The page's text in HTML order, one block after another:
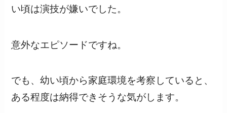
い頃は演技が嫌いでした。
意外なエピソードですね。
でも、幼い頃から家庭環境を考察していると、
ある程度は納得できそうな気がします。